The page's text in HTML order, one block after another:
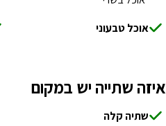
אוכל טבעוני
איזה שתייה יש במקום
שתיה קלה